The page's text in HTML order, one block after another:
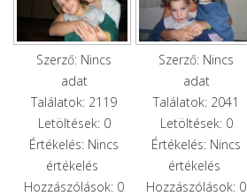
Szerző: Nincs
adat
Találatok: 2119
Letöltések: 0
Értékelés: Nincs
értékelés
Hozzászólások: 0
Szerző: Nincs
adat
Találatok: 2041
Letöltések: 0
Értékelés: Nincs
értékelés
Hozzászólások: 0